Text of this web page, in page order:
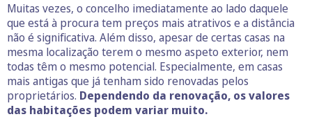
Muitas vezes, o concelho imediatamente ao lado daquele
que está à procura tem preços mais atrativos e a distância
não é significativa. Além disso, apesar de certas casas na
mesma localização terem o mesmo aspeto exterior, nem
todas têm o mesmo potencial. Especialmente, em casas
mais antigas que já tenham sido renovadas pelos
proprietários. Dependendo da renovação, os valores
das habitações podem variar muito.